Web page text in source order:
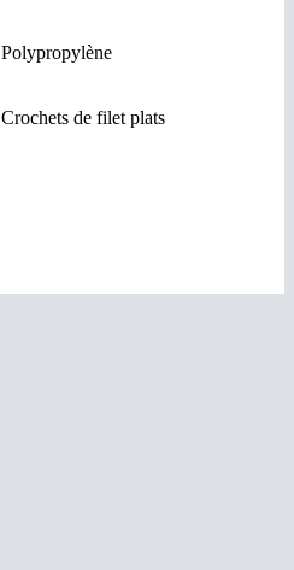
Polypropylène
Crochets de filet plats